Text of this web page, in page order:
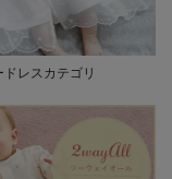
レスカテゴリ